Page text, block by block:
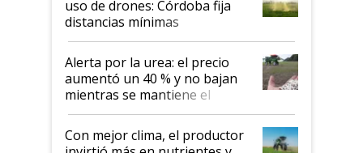
uso de drones: Córdoba fija
distancias mínimas
Alerta por la urea: el precio
aumentó un 40 % y no bajan
mientras se mantiene el
conflicto en Medio Oriente
Con mejor clima, el productor